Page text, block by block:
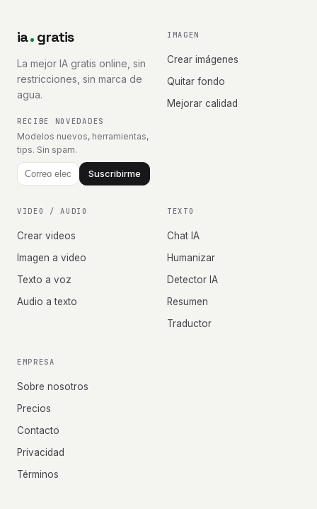
ia gratis
La mejor IA gratis online, sin
restricciones, sin marca de
agua.
RECIBE NOVEDADES
Modelos nuevos, herramientas,
tips. Sin spam.
Suscribirme
IMAGEN
Crear imágenes
Quitar fondo
Mejorar calidad
VIDEO / AUDIO
Crear videos
Imagen a video
Texto a voz
Audio a texto
TEXTO
Chat IA
Humanizar
Detector IA
Resumen
Traductor
EMPRESA
Sobre nosotros
Precios
Contacto
Privacidad
Términos